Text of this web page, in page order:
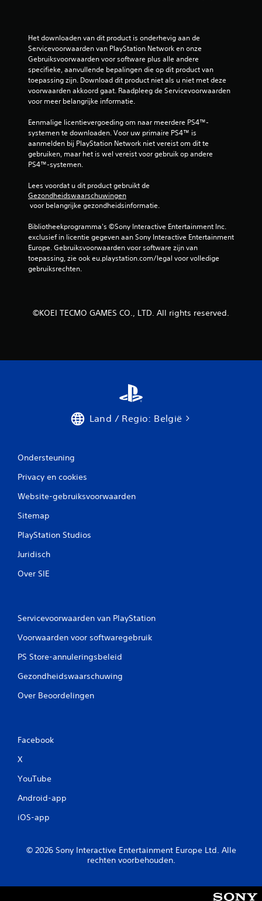
n
u
1
e
o
o
d
Het downloaden van dit product is onderhevig aan de
Servicevoorwaarden van PlayStation Network en onze
Gebruiksvoorwaarden voor software plus alle andere
specifieke, aanvullende bepalingen die op dit product van
toepassing zijn. Download dit product niet als u niet met deze
voorwaarden akkoord gaat. Raadpleeg de Servicevoorwaarden
voor meer belangrijke informatie.
Eenmalige licentievergoeding om naar meerdere PS4™-
systemen te downloaden. Voor uw primaire PS4™ is
aanmelden bij PlayStation Network niet vereist om dit te
gebruiken, maar het is wel vereist voor gebruik op andere
PS4™-systemen.
Lees voordat u dit product gebruikt de
Gezondheidswaarschuwingen
voor belangrijke gezondheidsinformatie.
Bibliotheekprogramma's ©Sony Interactive Entertainment Inc.
exclusief in licentie gegeven aan Sony Interactive Entertainment
Europe. Gebruiksvoorwaarden voor software zijn van
toepassing, zie ook eu.playstation.com/legal voor volledige
gebruiksrechten.
©KOEI TECMO GAMES CO., LTD. All rights reserved.
Land / Regio: België
Ondersteuning
Privacy en cookies
Website-gebruiksvoorwaarden
Sitemap
PlayStation Studios
Juridisch
Over SIE
Servicevoorwaarden van PlayStation
Voorwaarden voor softwaregebruik
PS Store-annuleringsbeleid
Gezondheidswaarschuwing
Over Beoordelingen
Facebook
X
YouTube
Android-app
iOS-app
© 2026 Sony Interactive Entertainment Europe Ltd. Alle
rechten voorbehouden.